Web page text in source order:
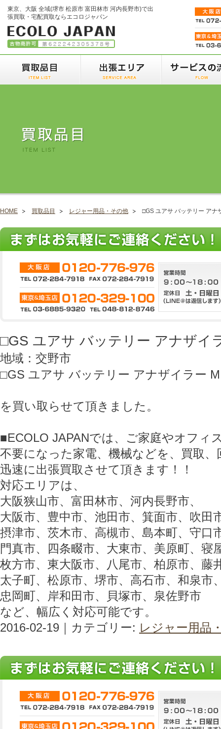
東京、大阪 全域(堺市 松原市 富田林市 河内長野市)で出
張買取・宅配買取ならエコロジャパン
HOME 買取品目 レジャー用品・その他 □GS ユアサ バッテリー アナ
□GS ユアサ バッテリー アナザイ
地域：交野市
□GS ユアサ バッテリー アナザイラー
を買い取らせて頂きました。
■ECOLO JAPANでは、ご家庭やオフィ
不要になった家電、機械などを、買取
迅速に出張買取させて頂きます！！
対応エリアは、
大阪狭山市、富田林市、河内長野市、
大阪市、豊中市、池田市、箕面市、吹田
摂津市、茨木市、高槻市、島本町、守口
門真市、四条畷市、大東市、美原町、寝
枚方市、東大阪市、八尾市、柏原市、藤
太子町、松原市、堺市、高石市、和泉市
忠岡町、岸和田市、貝塚市、泉佐野市
など、幅広く対応可能です。
2016-02-19｜カテゴリー: レジャー用品